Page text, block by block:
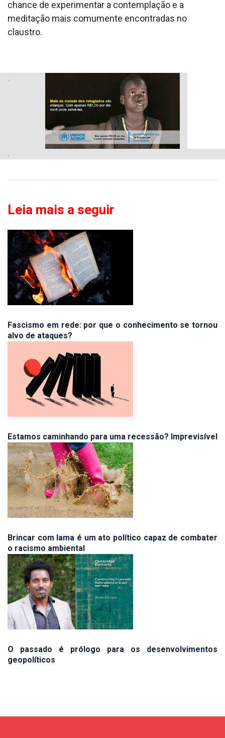
chance de experimentar a contemplação e a
meditação mais comumente encontradas no
claustro.
Leia mais a seguir
Fascismo em rede: por que o conhecimento se tornou
alvo de ataques?
Estamos caminhando para uma recessão? Imprevisível
Brincar com lama é um ato político capaz de combater
o racismo ambiental
O passado é prólogo para os desenvolvimentos
geopolíticos